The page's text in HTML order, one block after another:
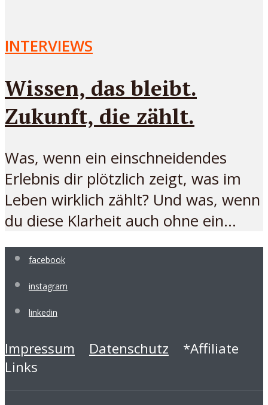
INTERVIEWS
Wissen, das bleibt.
Zukunft, die zählt.
Was, wenn ein einschneidendes
Erlebnis dir plötzlich zeigt, was im
Leben wirklich zählt? Und was, wenn
du diese Klarheit auch ohne ein...
facebook
instagram
linkedin
Impressum Datenschutz *Affiliate
Links